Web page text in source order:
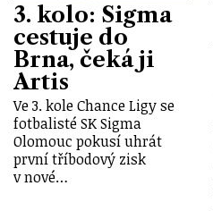
3. kolo: Sigma
cestuje do
Brna, čeká ji
Artis
Ve 3. kole Chance Ligy se
fotbalisté SK Sigma
Olomouc pokusí uhrát
první tříbodový zisk
v nové…